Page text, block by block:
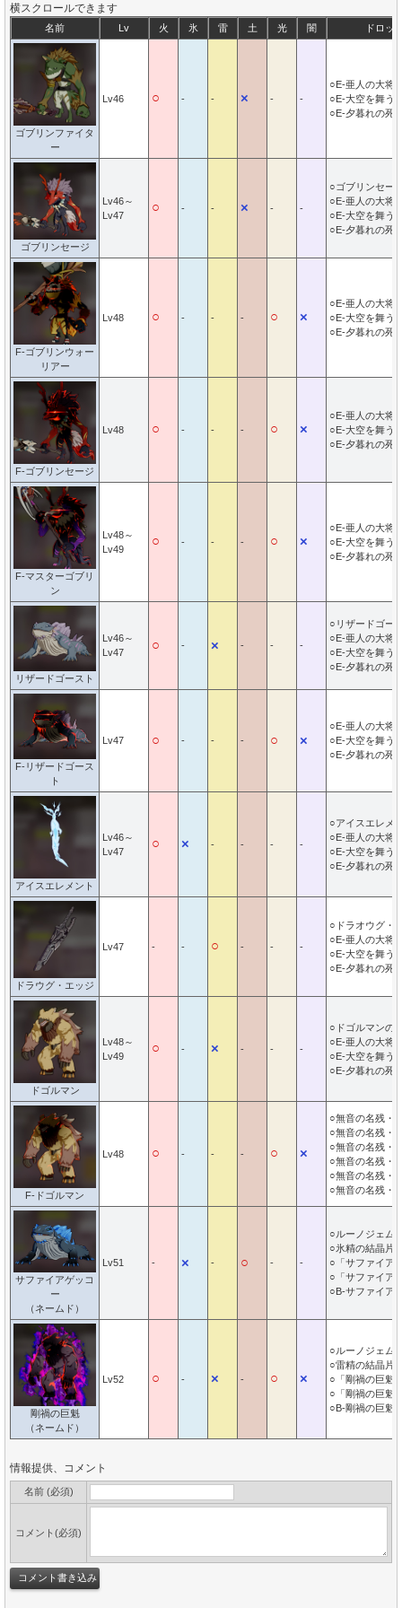
横スクロールできます
名前 Lv 火 氷 雷 土 光 闇 ドロッ
ゴブリンファイタ
ー
Lv46 ○ - - × - -
○E-亜人の大将
○E-大空を舞う
○E-夕暮れの死
ゴブリンセージ
Lv46～
Lv47
○ - - × - -
○ゴブリンセー
○E-亜人の大将
○E-大空を舞う
○E-夕暮れの死
F-ゴブリンウォー
リアー
Lv48 ○ - - - ○ ×
○E-亜人の大将
○E-大空を舞う
○E-夕暮れの死
F-ゴブリンセージ
Lv48 ○ - - - ○ ×
○E-亜人の大将
○E-大空を舞う
○E-夕暮れの死
F-マスターゴブリ
ン
Lv48～
Lv49
○ - - - ○ ×
○E-亜人の大将
○E-大空を舞う
○E-夕暮れの死
リザードゴースト
Lv46～
Lv47
○ - × - - -
○リザードゴー
○E-亜人の大将
○E-大空を舞う
○E-夕暮れの死
F-リザードゴース
ト
Lv47 ○ - - - ○ ×
○E-亜人の大将
○E-大空を舞う
○E-夕暮れの死
アイスエレメント
Lv46～
Lv47
○ × - - - -
○アイスエレメ
○E-亜人の大将
○E-大空を舞う
○E-夕暮れの死
ドラウグ・エッジ
Lv47 - - ○ - - -
○ドラオウグ・
○E-亜人の大将
○E-大空を舞う
○E-夕暮れの死
ドゴルマン
Lv48～
Lv49
○ - × - - -
○ドゴルマンの
○E-亜人の大将
○E-大空を舞う
○E-夕暮れの死
F-ドゴルマン
Lv48 ○ - - - ○ ×
○無音の名残・
○無音の名残・
○無音の名残・
○無音の名残・
○無音の名残・
○無音の名残・
サファイアゲッコ
ー
（ネームド）
Lv51 - × - ○ - -
○ルーノジェム
○氷精の結晶片
○「サファイア
○「サファイア
○B-サファイア
剛禍の巨魁
（ネームド）
Lv52 ○ - × - ○ ×
○ルーノジェム
○雷精の結晶片
○「剛禍の巨魁
○「剛禍の巨魁
○B-剛禍の巨魁
情報提供、コメント
名前 (必須)
コメント(必須)